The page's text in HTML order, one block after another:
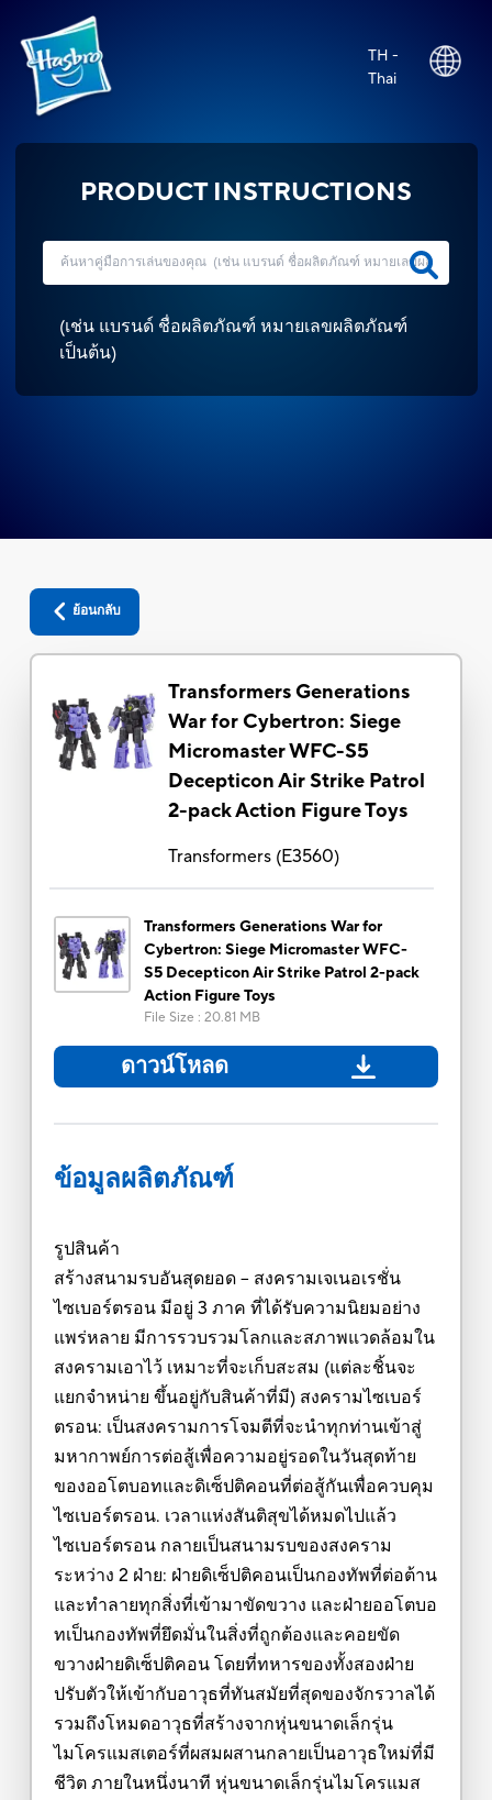
TH -
Thai
PRODUCT INSTRUCTIONS
(เช่น แบรนด์ ชื่อผลิตภัณฑ์ หมายเลขผลิตภัณฑ์
เป็นต้น)
ย้อนกลับ
Transformers Generations
War for Cybertron: Siege
Micromaster WFC-S5
Decepticon Air Strike Patrol
2-pack Action Figure Toys
Transformers(E3560)
Transformers Generations War for
Cybertron: Siege Micromaster WFC-
S5 Decepticon Air Strike Patrol 2-pack
Action Figure Toys
File Size : 20.81 MB
ดาวน์โหลด
ข้อมูลผลิตภัณฑ์
รูปสินค้า
สร้างสนามรบอันสุดยอด – สงครามเจเนอเรชั่น
ไซเบอร์ตรอน มีอยู่ 3 ภาค ที่ได้รับความนิยมอย่าง
แพร่หลาย มีการรวบรวมโลกและสภาพแวดล้อมใน
สงครามเอาไว้ เหมาะที่จะเก็บสะสม (แต่ละชิ้นจะ
แยกจำหน่าย ขึ้นอยู่กับสินค้าที่มี) สงครามไซเบอร์
ตรอน: เป็นสงครามการโจมตีที่จะนำทุกท่านเข้าสู่
มหากาพย์การต่อสู้เพื่อความอยู่รอดในวันสุดท้าย
ของออโตบอทและดิเซ็ปติคอนที่ต่อสู้กันเพื่อควบคุม
ไซเบอร์ตรอน. เวลาแห่งสันติสุขได้หมดไปแล้ว
ไซเบอร์ตรอน กลายเป็นสนามรบของสงคราม
ระหว่าง 2 ฝ่าย: ฝ่ายดิเซ็ปติคอนเป็นกองทัพที่ต่อต้าน
และทำลายทุกสิ่งที่เข้ามาขัดขวาง และฝ่ายออโตบอ
ทเป็นกองทัพที่ยึดมั่นในสิ่งที่ถูกต้องและคอยขัด
ขวางฝ่ายดิเซ็ปติคอน โดยที่ทหารของทั้งสองฝ่าย
ปรับตัวให้เข้ากับอาวุธที่ทันสมัยที่สุดของจักรวาลได้
รวมถึงโหมดอาวุธที่สร้างจากหุ่นขนาดเล็กรุ่น
ไมโครแมสเตอร์ที่ผสมผสานกลายเป็นอาวุธใหม่ที่มี
ชีวิต ภายในหนึ่งนาที หุ่นขนาดเล็กรุ่นไมโครแมส